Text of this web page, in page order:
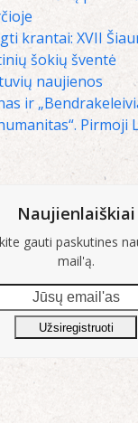
krantai: XVII
šokių šventė
naujienos
ir
Pirmoji
Naujienlaiškiai
gauti paskutines
mail'ą.
Užsiregistruoti